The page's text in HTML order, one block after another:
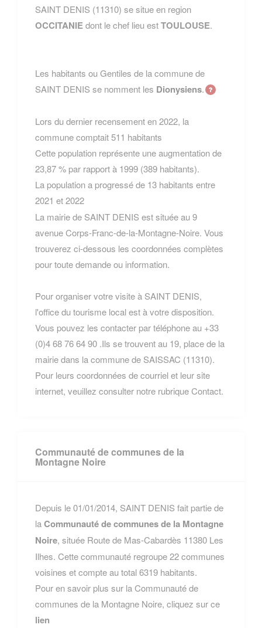
SAINT DENIS (11310) se situe en region
OCCITANIEdont le chef lieu estTOULOUSE.
Les habitants ou Gentiles de la commune de
SAINT DENIS se nomment les Dionysiens.
Lors du dernier recensement en 2022, la
commune comptait 511 habitants
Cette population représente une augmentation de
23,87 % par rapport à 1999 (389 habitants).
La population a progressé de 13 habitants entre
2021 et 2022
La mairie de SAINT DENIS est située au 9
avenue Corps-Franc-de-la-Montagne-Noire. Vous
trouverez ci-dessous les coordonnées complètes
pour toute demande ou information.
Pour organiser votre visite à SAINT DENIS,
l'office du tourisme local est à votre disposition.
Vous pouvez les contacter par téléphone au +33
(0)4 68 76 64 90 .Ils se trouvent au 19, place de la
mairie dans la commune de SAISSAC (11310).
Pour leurs coordonnées de courriel et leur site
internet, veuillez consulter notre rubrique Contact.
Communauté de communes de la
Montagne Noire
Depuis le 01/01/2014, SAINT DENIS fait partie de
laCommunauté de communes de la Montagne
Noire, située Route de Mas-Cabardès 11380 Les
Ilhes. Cette communauté regroupe 22 communes
voisines et compte au total 6319 habitants.
Pour en savoir plus sur la Communauté de
communes de la Montagne Noire, cliquez sur ce
lien